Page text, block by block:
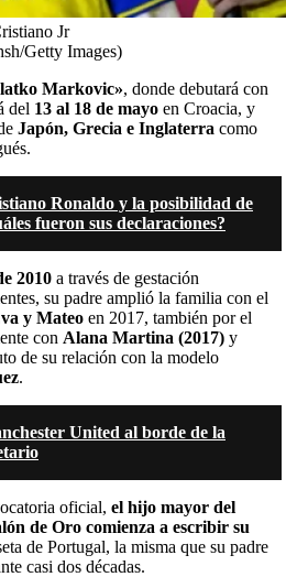
Jr
Getty Images)
Markovic», donde debutará con
del 13 al 18 de mayo en Croacia, y
Japón, Grecia e Inglaterra como
Ronaldo y la posibilidad de
fueron sus declaraciones?
2010 a través de gestación
su padre amplió la familia con el
y Mateo en 2017, también por el
con Alana Martina (2017) y
de su relación con la modelo
.
United al borde de la
oficial, el hijo mayor del
de Oro comienza a escribir su
de Portugal, la misma que su padre
casi dos décadas.